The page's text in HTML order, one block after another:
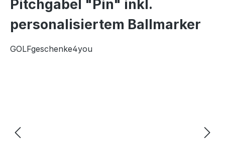
Pitchgabel "Pin" inkl.
personalisiertem Ballmarker
GOLFgeschenke4you